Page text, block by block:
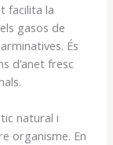
facilita la
gasos de
És
d’anet fresc
natural i
organisme. En